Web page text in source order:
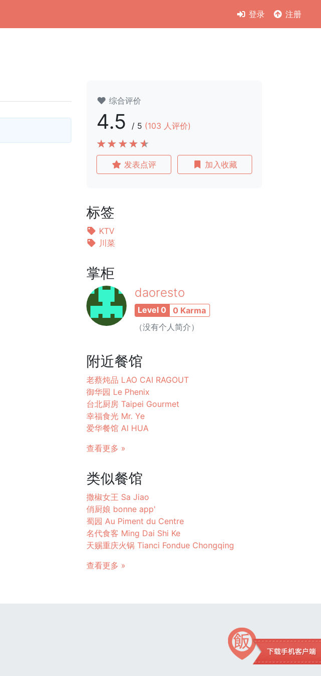
登录 注册
综合评价
4.5 / 5 (103 人评价)
发表点评 加入收藏
标签
KTV
川菜
掌柜
daoresto
Level 0
0 Karma
（没有个人简介）
附近餐馆
老蔡炖品 LAO CAI RAGOUT
御华园 Le Phenix
台北厨房 Taipei Gourmet
幸福食光 Mr. Ye
爱华餐馆 AI HUA
查看更多 »
类似餐馆
撒椒女王 Sa Jiao
俏厨娘 bonne app'
蜀园 Au Piment du Centre
名代食客 Ming Dai Shi Ke
天赐重庆火锅 Tianci Fondue Chongqing
查看更多 »